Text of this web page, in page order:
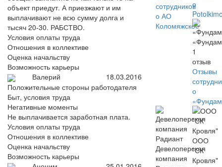
объект приедут. А приезжают и им
выплачивают не всю сумму долга и
тысяч 20-30. РАБСТВО.
Условия оплаты труда
Отношения в коллективе
Оценка начальству
Возможность карьеры
Валерий
18.03.2016
Положительные стороны работодателя
Быт, условия труда
Негативные моменты
Не выплачивается заработная плата.
Условия оплаты труда
Отношения в коллективе
Оценка начальству
Возможность карьеры
сотрудников
о АО
Коломяжское
о
1
отзыв
Отзывы
о
Девелоперская
компания
ООО
"СК
Кровля"